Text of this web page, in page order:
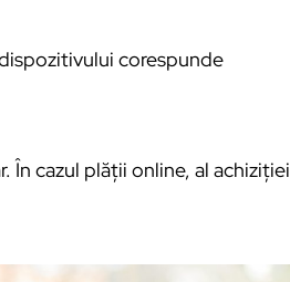
corespunde
În cazul plății online, al achiziției